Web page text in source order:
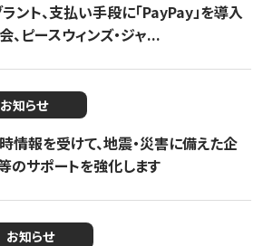
ント、支払い手段に「PayPay」を導入
、ピースウィンズ・ジャ...
お知らせ
情報を受けて、地震・災害に備えた企
のサポートを強化します
お知らせ